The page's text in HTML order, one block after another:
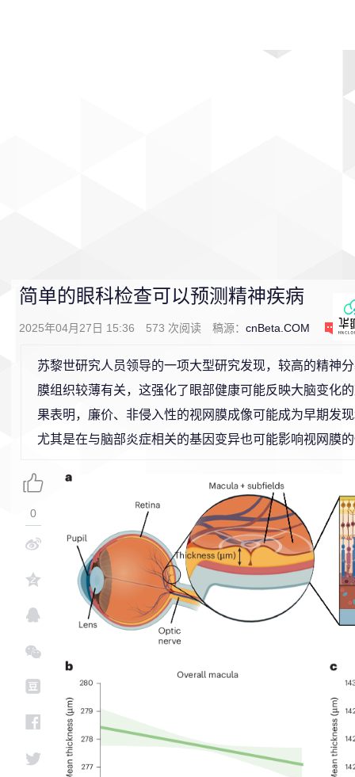
简单的眼科检查可以预测精神疾病
2025年04月27日 15:36 573 次阅读 稿源： cnBeta.COM 0
苏黎世研究人员领导的一项大型研究发现，较高的精神
膜组织较薄有关，这强化了眼部健康可能反映大脑变化
果表明，廉价、非侵入性的视网膜成像可能成为早期发
尤其是在与脑部炎症相关的基因变异也可能影响视网膜
0